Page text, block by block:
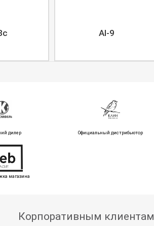
AI-9
дилер Официальный дистрибьютор
магазина
Корпоративным клиентам